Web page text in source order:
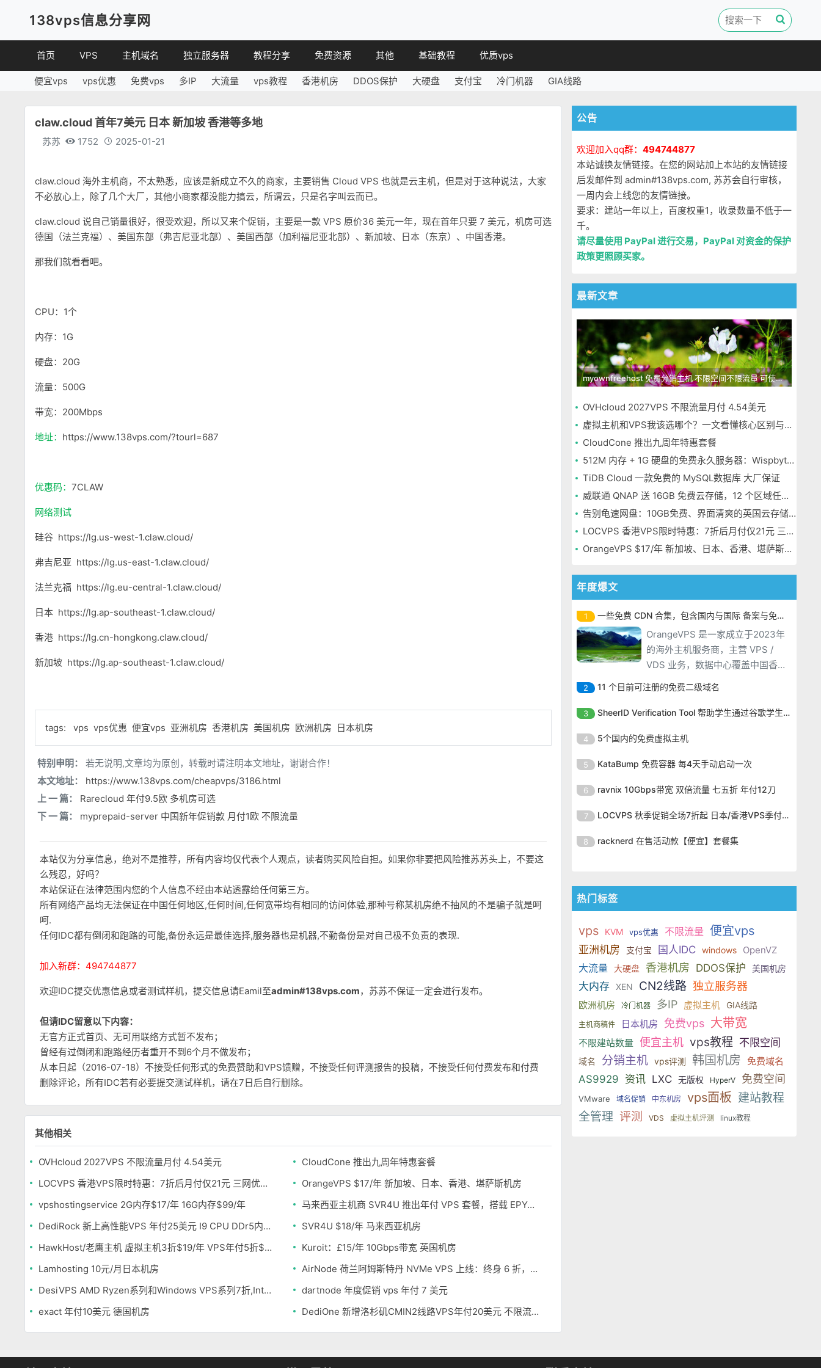
138vps信息分享网
首页 VPS
VPS优惠
VPS评测
主机域名
域名
独立服务器 教程分享
VPS教程
linux 教程
免费资源
免费空间
其他
简讯
基础教程 优质vps
便宜vps vps优惠 免费vps 多IP 大流量 vps教程 香港机房 DDOS保护 大硬盘 支付宝 冷门机器 GIA线路
claw.cloud 首年7美元 日本 新加坡 香港等多地
苏苏 1752 2025-01-21
claw.cloud 海外主机商，不太熟悉，应该是新成立不久的商家，主要销售 Cloud VPS 也就是云主机，但是对于这种说法，大家
不必放心上，除了几个大厂，其他小商家都没能力搞云，所谓云，只是名字叫云而已。
claw.cloud 说自己销量很好，很受欢迎，所以又来个促销，主要是一款 VPS 原价36 美元一年，现在首年只要 7 美元，机房可选
德国（法兰克福）、美国东部（弗吉尼亚北部）、美国西部（加利福尼亚北部）、新加坡、日本（东京）、中国香港。
那我们就看看吧。
CPU：1个
内存：1G
硬盘：20G
流量：500G
带宽：200Mbps
地址： https://www.138vps.com/?tourl=687
优惠码： 7CLAW
网络测试
硅谷 https://lg.us-west-1.claw.cloud/
弗吉尼亚 https://lg.us-east-1.claw.cloud/
法兰克福 https://lg.eu-central-1.claw.cloud/
日本 https://lg.ap-southeast-1.claw.cloud/
香港 https://lg.cn-hongkong.claw.cloud/
新加坡 https://lg.ap-southeast-1.claw.cloud/
tags: vps vps优惠 便宜vps 亚洲机房 香港机房 美国机房 欧洲机房 日本机房
特别申明：
若无说明,文章均为原创，转载时请注明本文地址，谢谢合作！
本文地址：
https://www.138vps.com/cheapvps/3186.html
上 一 篇：
Rarecloud 年付9.5欧 多机房可选
下 一 篇：
myprepaid-server 中国新年促销款 月付1欧 不限流量
本站仅为分享信息，绝对不是推荐，所有内容均仅代表个人观点，读者购买风险自担。如果你非要把风险推苏苏头上，不要这
么残忍，好吗？
本站保证在法律范围内您的个人信息不经由本站透露给任何第三方。
所有网络产品均无法保证在中国任何地区,任何时间,任何宽带均有相同的访问体验,那种号称某机房绝不抽风的不是骗子就是呵
呵.
任何IDC都有倒闭和跑路的可能,备份永远是最佳选择,服务器也是机器,不勤备份是对自己极不负责的表现.
加入新群：494744877
欢迎IDC提交优惠信息或者测试样机，提交信息请Eamil至admin#138vps.com，苏苏不保证一定会进行发布。
但请IDC留意以下内容：
无官方正式首页、无可用联络方式暂不发布；
曾经有过倒闭和跑路经历者重开不到6个月不做发布；
从本日起（2016-07-18）不接受任何形式的免费赞助和VPS馈赠，不接受任何评测报告的投稿，不接受任何付费发布和付费
删除评论，所有IDC若有必要提交测试样机，请在7日后自行删除。
其他相关
OVHcloud 2027VPS 不限流量月付 4.54美元
CloudCone 推出九周年特惠套餐
LOCVPS 香港VPS限时特惠：7折后月付仅21元 三网优化BGP线路 可选原生IP
OrangeVPS $17/年 新加坡、日本、香港、堪萨斯机房
vpshostingservice 2G内存$17/年 16G内存$99/年
马来西亚主机商 SVR4U 推出年付 VPS 套餐，搭载 EPYC/至强铂金，支持支付宝
DediRock 新上高性能VPS 年付25美元 I9 CPU DDr5内存 纽约机房
SVR4U $18/年 马来西亚机房
HawkHost/老鹰主机 虚拟主机3折$19/年 VPS年付5折$25/年
Kuroit：£15/年 10Gbps带宽 英国机房
Lamhosting 10元/月日本机房
AirNode 荷兰阿姆斯特丹 NVMe VPS 上线：终身 6 折，€1.99/月起，2.5Tbit/s DDoS 防护
DesiVPS AMD Ryzen系列和Windows VPS系列7折,Intel系列年付11.6美元
dartnode 年度促销 vps 年付 7 美元
exact 年付10美元 德国机房
DediOne 新增洛杉矶CMIN2线路VPS年付20美元 不限流量
公告
欢迎加入qq群： 494744877
本站诚换友情链接。在您的网站加上本站的友情链接
后发邮件到 admin#138vps.com, 苏苏会自行审核，
一周内会上线您的友情链接。
要求：建站一年以上，百度权重1，收录数量不低于一
千。
请尽量使用 PayPal 进行交易，PayPal 对资金的保护
政策更照顾买家。
最新文章
myownfreehost 免费分销主机 不限空间不限流量 可使用免费域名申请
OVHcloud 2027VPS 不限流量月付 4.54美元
虚拟主机和VPS我该选哪个？一文看懂核心区别与选择指南
CloudCone 推出九周年特惠套餐
512M 内存 + 1G 硬盘的免费永久服务器：Wispbyte 上手
TiDB Cloud 一款免费的 MySQL数据库 大厂保证
威联通 QNAP 送 16GB 免费云存储，12 个区域任选，邮箱注册即可
告别龟速网盘：10GB免费、界面清爽的英国云存储Icedrive体验
LOCVPS 香港VPS限时特惠：7折后月付仅21元 三网优化BGP线路 可选原生IP
OrangeVPS $17/年 新加坡、日本、香港、堪萨斯机房
年度爆文
1 一些免费 CDN 合集，包含国内与国际 备案与免备案
OrangeVPS 是一家成立于2023年
的海外主机服务商，主营 VPS /
VDS 业务，数据中心覆盖中国香
港、新加坡、日本、美国堪萨斯与
洛杉矶等多个地区。其 VPS 产品基
于 KVM 虚拟化架构，配备 NVMe
国两大系列。亚洲 VPS 月付低至 6
2 11 个目前可注册的免费二级域名
OrangeVPS 是一家成立于2023年
的海外主机服务商，主营 VPS /
VDS 业务，数据中心覆盖中国香
洛杉矶等多个地区。其 VPS 产品基
SSD 固态硬盘，主要分为亚洲和美
国两大系列。亚洲 VPS 月付低至 6
3 SheerID Verification Tool 帮助学生通过谷歌学生计划免费获得 Gemini Advanced
OrangeVPS 是一家成立于2023年
的海外主机服务商，主营 VPS /
VDS 业务，数据中心覆盖中国香
洛杉矶等多个地区。其 VPS 产品基
SSD 固态硬盘，主要分为亚洲和美
国两大系列。亚洲 VPS 月付低至 6
4 5个国内的免费虚拟主机
OrangeVPS 是一家成立于2023年
的海外主机服务商，主营 VPS /
VDS 业务，数据中心覆盖中国香
洛杉矶等多个地区。其 VPS 产品基
SSD 固态硬盘，主要分为亚洲和美
5 KataBump 免费容器 每4天手动启动一次
OrangeVPS 是一家成立于2023年
的海外主机服务商，主营 VPS /
VDS 业务，数据中心覆盖中国香
洛杉矶等多个地区。其 VPS 产品基
国两大系列。亚洲 VPS 月付低至 6
6 ravnix 10Gbps带宽 双倍流量 七五折 年付12刀
OrangeVPS 是一家成立于2023年
的海外主机服务商，主营 VPS /
VDS 业务，数据中心覆盖中国香
于 KVM 虚拟化架构，配备 NVMe
国两大系列。亚洲 VPS 月付低至 6
美元，美国
7 LOCVPS 秋季促销全场7折起 日本/香港VPS季付63元
OrangeVPS 是一家成立于2023年
的海外主机服务商，主营 VPS /
于 KVM 虚拟化架构，配备 NVMe
SSD 固态硬盘，主要分为亚洲和美
国两大系列。亚洲 VPS 月付低至 6
美元，美国
8 racknerd 在售活动款【便宜】套餐集
VDS 业务，数据中心覆盖中国香
于 KVM 虚拟化架构，配备 NVMe
SSD 固态硬盘，主要分为亚洲和美
国两大系列。亚洲 VPS 月付低至 6
美元，美国
热门标签
vps KVM vps优惠 不限流量 便宜vps
亚洲机房 支付宝 国人IDC windows OpenVZ
大流量 大硬盘 香港机房 DDOS保护 美国机房
大内存 XEN CN2线路 独立服务器
欧洲机房 冷门机器 多IP 虚拟主机 GIA线路
主机商稿件 日本机房 免费vps 大带宽
不限建站数量 便宜主机 vps教程 不限空间
域名 分销主机 vps评测 韩国机房 免费域名
AS9929 资讯 LXC 无版权 HyperV 免费空间
VMware 域名促销 中东机房 vps面板 建站教程
全管理 评测 VDS 虚拟主机评测 linux教程